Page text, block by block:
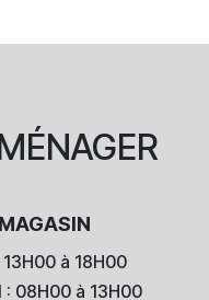
à 18H00
: 08H00 à 13H00